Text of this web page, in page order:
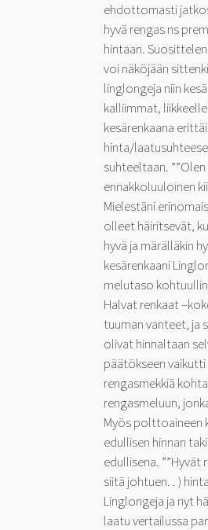
ehdottomasti
hyvä rengas ns
hintaan.
voi näköjään
linglongeja niin
kalliimmat,
kesärenkaana
hinta/
suhteeltaan.
ennakkoluuloinen
Mielestäni
olleet häiritsevät,
hyvä ja märälläkin
kesärenkaani
melutaso
Halvat renkaat
tuuman vanteet, ja
olivat hinnaltaan
päätökseen
rengasmekkiä
rengasmeluun,
Myös polttoaineen
edullisen hinnan
edullisena.
siitä johtuen. . )
Linglongeja ja nyt
laatu vertailussa